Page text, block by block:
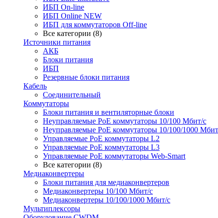
ИБП On-line
ИБП Online NEW
ИБП для коммутаторов Off-line
Все категории (8)
Источники питания
АКБ
Блоки питания
ИБП
Резервные блоки питания
Кабель
Соединительный
Коммутаторы
Блоки питания и вентиляторные блоки
Неуправляемые PoE коммутаторы 10/100 Мбит/с
Неуправляемые PoE коммутаторы 10/100/1000
Управляемые PoE коммутаторы L2
Управляемые PoE коммутаторы L3
Управляемые PoE коммутаторы Web-Smart
Все категории (8)
Медиаконвертеры
Блоки питания для медиаконвертеров
Медиаконвертеры 10/100 Мбит/с
Медиаконвертеры 10/100/1000 Мбит/c
Мультиплексоры